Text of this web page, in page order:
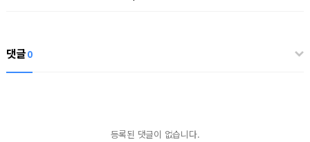
댓글0
등록된 댓글이 없습니다.